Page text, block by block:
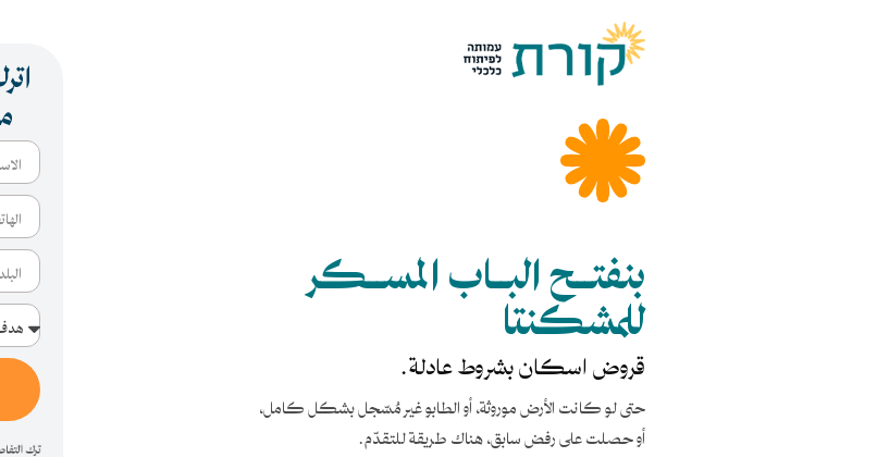
بنفتــح البــاب المســكر
للمشكنتا
قروض اسكان بشروط عادلة.
حتى لو كانت الأرض موروثة، أو الطابو غير مُسّجل بشكل كامل،
أو حصلت على رفض سابق، هناك طريقة للتقدّم.